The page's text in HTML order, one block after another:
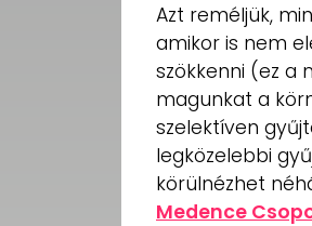
Azt reméljük,
amikor is nem
szökkenni (ez a
magunkat a
szelektíven
legközelebbi
körülnézhet
Medence